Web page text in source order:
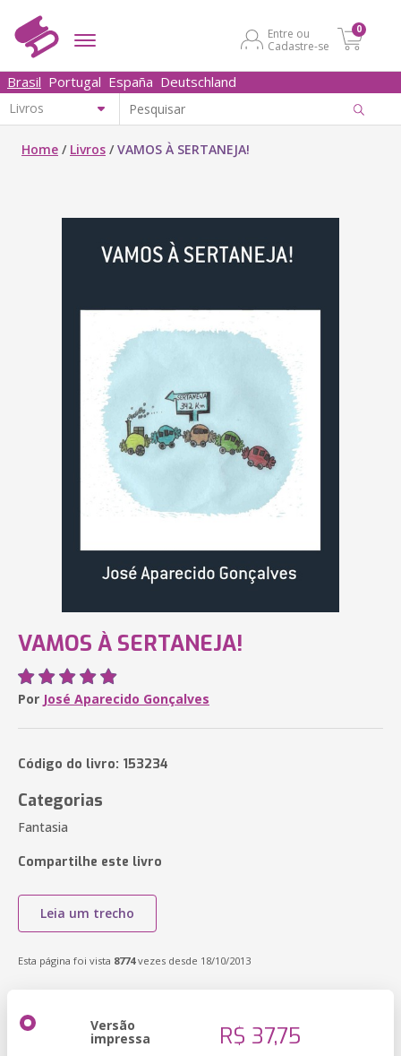
Entre ou
Cadastre-se
0
Brasil Portugal España Deutschland
Home / Livros /VAMOS À SERTANEJA!
VAMOS À SERTANEJA!
Por José Aparecido Gonçalves
Código do livro: 153234
Categorias
Fantasia
Compartilhe este livro
Leia um trecho
Esta página foi vista 8774vezes desde 18/10/2013
Versão
impressa R$ 37,75